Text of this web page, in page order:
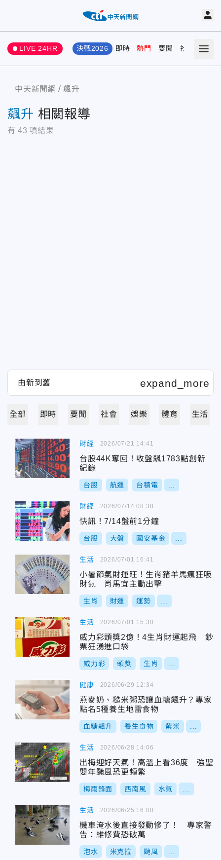
LIVE 24HR 決戰2026 即時 熱門 要聞 社會 娛樂
中天新聞網 飆升
飆升 相關報導
有 43 項結果
全部 即時 要聞 社會 娛樂 體育 生活
財經
台股44K奪回！收盤飆1783點創新
紀錄
台股 航運 台積電
2026/07/21 14:41
財經
快訊！7/14盤前1分鐘
台股 大盤 國安基金
2026/07/14 08:38
生活
小暑節氣財運旺！生肖豬羊馬瘋狂吸
財氣 肖馬宜主動出擊
生肖 財運 運勢
2026/07/01 16:41
生活
威力彩頭獎2億！4生肖財運起飛 鈔
票狂湧進口袋
威力彩 頭獎 生肖
2026/07/01 15:30
健康
燕麥奶、糙米粥恐讓血糖飆升？專家
點名5種養生地雷食物
血糖飆升 養生食物 紫米
2026/06/29 12:34
生活
出梅迎好天氣！高溫上看36度 強聖
嬰年颱風恐更頻繁
梅雨鋒面 西南風 水氣
2026/06/28 14:06
生活
機車淹水後直接發動慘了！ 專家警
告：維修費恐破萬
泡水 米克拉 颱風
2026/06/25 16:00